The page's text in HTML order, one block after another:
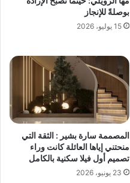
بوصلةً للإنجاز
15 يوليو، 2026
المصممة سارة بشير : الثقة التي
منحتني إياها العائلة كانت وراء
تصميم أول فيلا سكنية بالكامل
23 يونيو، 2026